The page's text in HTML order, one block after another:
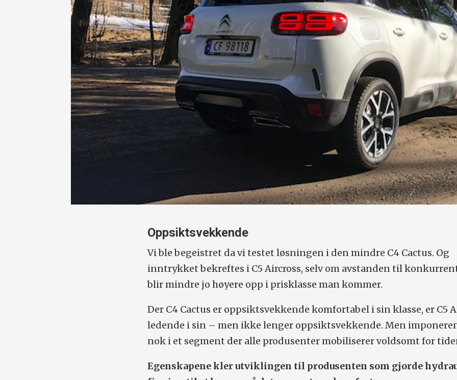
Oppsiktsvekkende
Vi ble begeistret da vi testet løsningen i den mindre C4 Cactus. Og
inntrykket bekreftes i C5 Aircross, selv om avstanden til
blir mindre jo høyere opp i prisklasse man kommer.
Der C4 Cactus er oppsiktsvekkende komfortabel i sin klasse, er C5
ledende i sin – men ikke lenger oppsiktsvekkende. Men
nok i et segment der alle produsenter mobiliserer voldsomt for
Egenskapene kler utviklingen til produsenten som gjorde